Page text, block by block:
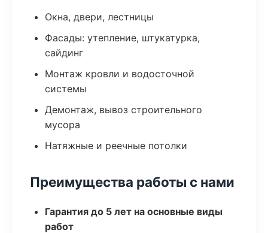
Окна, двери, лестницы
Фасады: утепление, штукатурка,
сайдинг
Монтаж кровли и водосточной
системы
Демонтаж, вывоз строительного
мусора
Натяжные и реечные потолки
Преимущества работы с нами
Гарантия до 5 лет на основные виды
работ